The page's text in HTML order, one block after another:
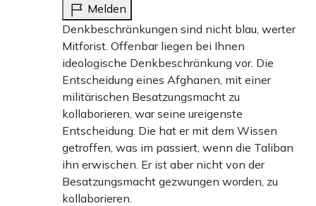
Melden
Denkbeschränkungen sind nicht blau, werter
Mitforist. Offenbar liegen bei Ihnen
ideologische Denkbeschränkung vor. Die
Entscheidung eines Afghanen, mit einer
militärischen Besatzungsmacht zu
kollaborieren, war seine ureigenste
Entscheidung. Die hat er mit dem Wissen
getroffen, was im passiert, wenn die Taliban
ihn erwischen. Er ist aber nicht von der
Besatzungsmacht gezwungen worden, zu
kollaborieren.